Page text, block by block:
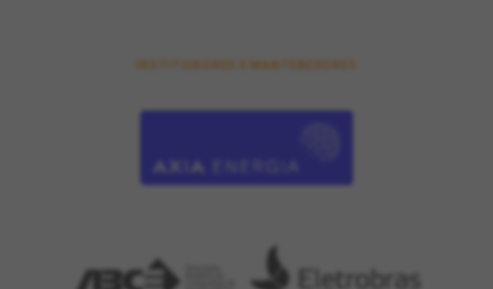
INSTITUIDORES E MANTENEDORES